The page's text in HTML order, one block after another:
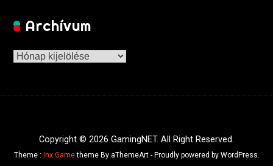
Archívum
Archívum
Copyright © 2026 GamingNET. All Right Reserved.
Theme : Inx Gametheme By aThemeArt - Proudly powered by WordPress.